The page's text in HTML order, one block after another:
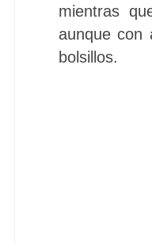
mientras
aunque con
bolsillos.